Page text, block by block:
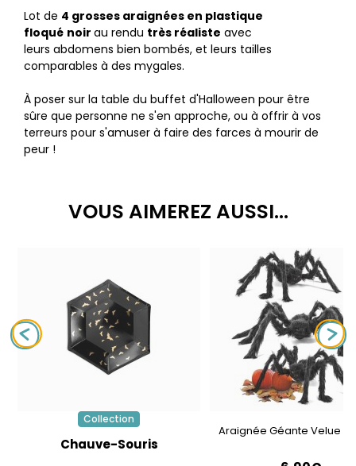
Lot de 4 grosses araignées en plastique
floqué noir au rendu très réaliste avec
leurs abdomens bien bombés, et leurs tailles
comparables à des mygales.
À poser sur la table du buffet d'Halloween pour être
sûre que personne ne s'en approche, ou à offrir à vos
terreurs pour s'amuser à faire des farces à mourir de
peur !
VOUS AIMEREZ AUSSI...
Collection
Chauve-Souris
Araignée Géante Velue -